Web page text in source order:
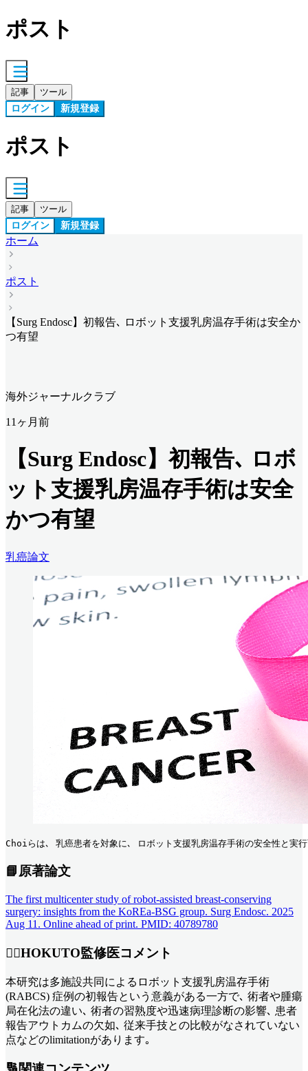
ポスト
記事 ツール
ログイン 新規登録
ポスト
記事 ツール
ログイン 新規登録
ホーム
ポスト
【Surg Endosc】初報告､ ロボット支援乳房温存手術は安全か
つ有望
海外ジャーナルクラブ
11ヶ月前
【Surg Endosc】初報告､ ロボ
ット支援乳房温存手術は安全
かつ有望
乳癌論文
Choiらは､ 乳癌患者を対象に､ ロボット支援乳房温存手術の安全性と
📘原著論文
The first multicenter study of robot-assisted breast-conserving
surgery: insights from the KoREa-BSG group. Surg Endosc. 2025
Aug 11. Online ahead of print. PMID: 40789780
👨‍⚕️HOKUTO監修医コメント
本研究は多施設共同によるロボット支援乳房温存手術
(RABCS) 症例の初報告という意義がある一方で､ 術者や腫瘍
局在化法の違い､ 術者の習熟度や迅速病理診断の影響､ 患者
報告アウトカムの欠如､ 従来手技との比較がなされていない
点などのlimitationがあります｡